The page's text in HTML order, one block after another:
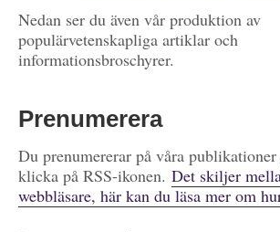
Nedan ser du även vår produktion av
populärvetenskapliga artiklar och
informationsbroschyrer.
Prenumerera
Du prenumererar på våra
klicka på RSS-ikonen. Det skiljer
webbläsare, här kan du läsa mer om